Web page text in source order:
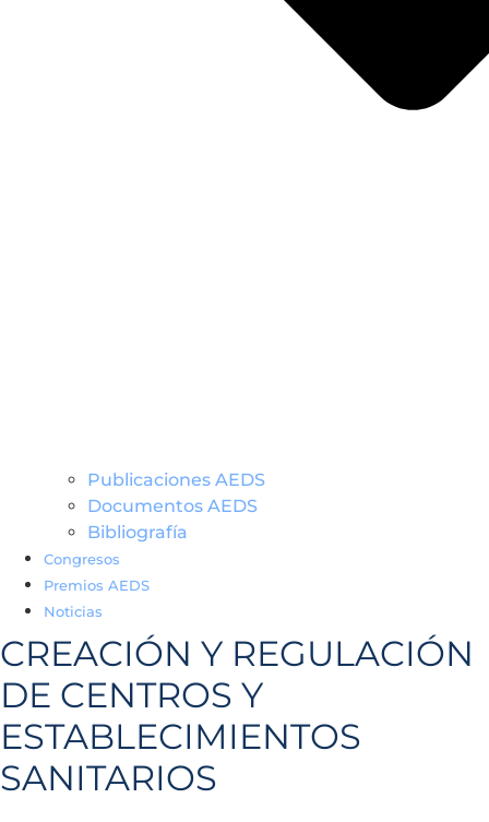
Publicaciones AEDS
Documentos AEDS
Bibliografía
Congresos
Premios AEDS
Noticias
CREACIÓN Y REGULACIÓN
DE CENTROS Y
ESTABLECIMIENTOS
SANITARIOS